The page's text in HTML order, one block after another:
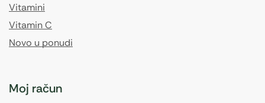
Vitamini
Vitamin C
Novo u ponudi
Moj račun